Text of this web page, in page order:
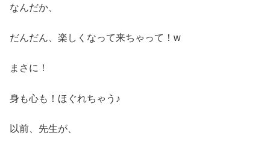
なんだか、
だんだん、楽しくなって来ちゃって！w
まさに！
身も心も！ほぐれちゃう♪
以前、先生が、